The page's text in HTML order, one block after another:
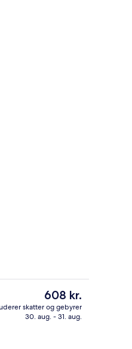
Beds) | Skrivebord,
Den
nuværende
pris
608 kr.
skatter og gebyrer
30. aug. - 31. aug.